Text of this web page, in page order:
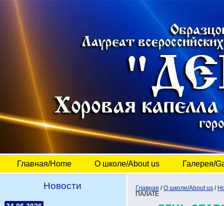
Главная/Home О школе/About us Галерея/
Новости Главная / О школе/About us /
ПАЛАТЕ